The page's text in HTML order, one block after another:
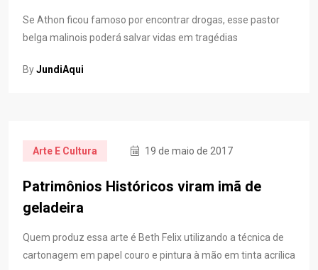
Se Athon ficou famoso por encontrar drogas, esse pastor
belga malinois poderá salvar vidas em tragédias
ByJundiAqui
Arte E Cultura 19 de maio de 2017
Patrimônios Históricos viram imã de
geladeira
Quem produz essa arte é Beth Felix utilizando a técnica de
cartonagem em papel couro e pintura à mão em tinta acrílica